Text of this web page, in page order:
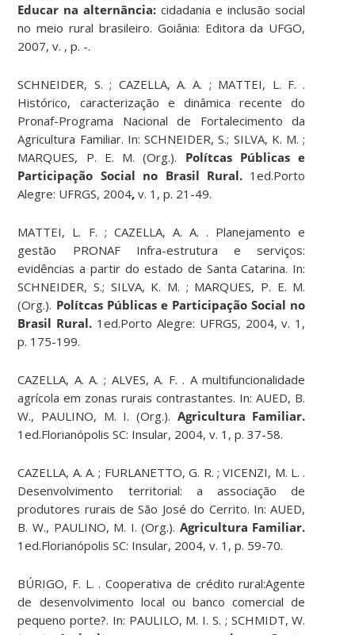
Educar na alternância: cidadania e inclusão social
no meio rural brasileiro. Goiânia: Editora da UFGO,
2007, v. , p. -.
SCHNEIDER, S. ; CAZELLA, A. A. ; MATTEI, L. F. .
Histórico, caracterização e dinâmica recente do
Pronaf-Programa Nacional de Fortalecimento da
Agricultura Familiar. In: SCHNEIDER, S.; SILVA, K. M. ;
MARQUES, P. E. M. (Org.). Polítcas Públicas e
Participação Social no Brasil Rural.1ed.Porto
Alegre: UFRGS, 2004, v. 1, p. 21-49.
MATTEI, L. F. ; CAZELLA, A. A. . Planejamento e
gestão PRONAF Infra-estrutura e serviços:
evidências a partir do estado de Santa Catarina. In:
SCHNEIDER, S.; SILVA, K. M. ; MARQUES, P. E. M.
(Org.). Polítcas Públicas e Participação Social no
Brasil Rural. 1ed.Porto Alegre: UFRGS, 2004, v. 1,
p. 175-199.
CAZELLA, A. A. ; ALVES, A. F. . A multifuncionalidade
agrícola em zonas rurais contrastantes. In: AUED, B.
W., PAULINO, M. I. (Org.). Agricultura Familiar.
1ed.Florianópolis SC: Insular, 2004, v. 1, p. 37-58.
CAZELLA, A. A. ; FURLANETTO, G. R. ; VICENZI, M. L. .
Desenvolvimento territorial: a associação de
produtores rurais de São José do Cerrito. In: AUED,
B. W., PAULINO, M. I. (Org.). Agricultura Familiar.
1ed.Florianópolis SC: Insular, 2004, v. 1, p. 59-70.
BÚRIGO, F. L. . Cooperativa de crédito rural:Agente
de desenvolvimento local ou banco comercial de
pequeno porte?. In: PAULILO, M. I. S. ; SCHMIDT, W.